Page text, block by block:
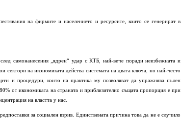
на фирмите и населението и ресурсите, които се генерират в
самонанесения „ядрен“ удар с КТБ, най-вече поради неизбежната и
сектори на икономиката действа системата на двата ключа, но най-често
и процедури, които на практика му позволяват да упражнява пълен
от икономиката на страната и приблизително същата пропорция е при
на властта у нас.
за социален взрив. Единствената причина това да не е случило